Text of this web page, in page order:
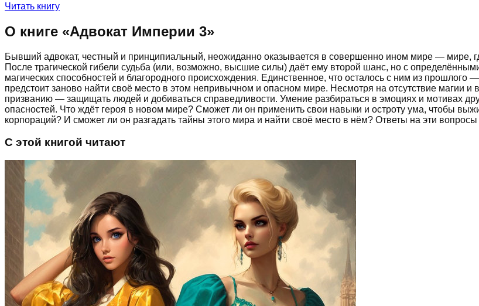
Читать книгу
О книге «Адвокат Империи 3»
Бывший адвокат, честный и принципиальный, неожиданно оказывается в совершенно ином мире — мире,
После трагической гибели судьба (или, возможно, высшие силы) даёт ему второй шанс, но с
магических способностей и благородного происхождения. Единственное, что осталось с ним из
предстоит заново найти своё место в этом непривычном и опасном мире. Несмотря на отсутствие магии и
призванию — защищать людей и добиваться справедливости. Умение разбираться в эмоциях и мотивах
опасностей. Что ждёт героя в новом мире? Сможет ли он применить свои навыки и остроту ума, чтобы
корпораций? И сможет ли он разгадать тайны этого мира и найти своё место в нём? Ответы на эти вопросы
С этой книгой читают